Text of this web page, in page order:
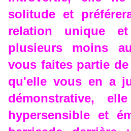
solitude et
relation unique
plusieurs moins
vous faites partie
qu'elle vous en a
démonstrative,
hypersensible et